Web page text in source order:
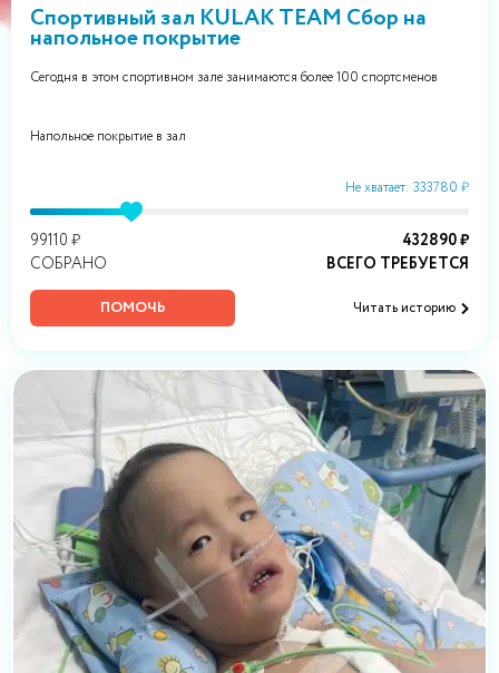
Спортивный зал KULAK TEAM Сбор на
напольное покрытие
Сегодня в этом спортивном зале занимаются более 100 спортсменов
Напольное покрытие в зал
Не хватает: 333780 ₽
99110 ₽
СОБРАНО
432890 ₽
ВСЕГО ТРЕБУЕТСЯ
ПОМОЧЬ Читать историю